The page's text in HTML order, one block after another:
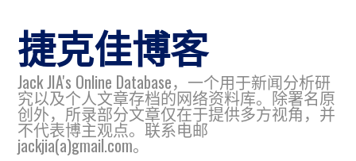
捷克佳博客
Jack JIA's Online Database，一个用于新闻分析研
究以及个人文章存档的网络资料库。除署名原
创外，所录部分文章仅在于提供多方视角，并
不代表博主观点。联系电邮
jackjia(a)gmail.com。